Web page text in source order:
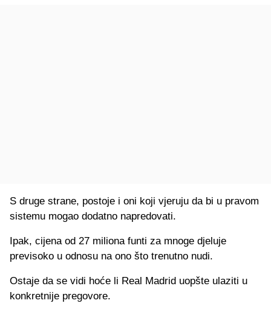
S druge strane, postoje i oni koji vjeruju da bi u pravom
sistemu mogao dodatno napredovati.
Ipak, cijena od 27 miliona funti za mnoge djeluje
previsoko u odnosu na ono što trenutno nudi.
Ostaje da se vidi hoće li Real Madrid uopšte ulaziti u
konkretnije pregovore.